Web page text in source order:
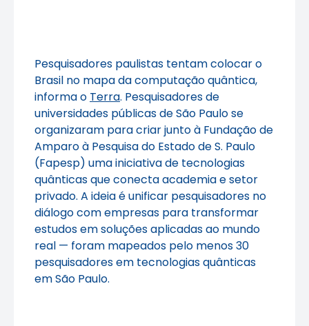
Pesquisadores paulistas tentam colocar o
Brasil no mapa da computação quântica,
informa o Terra. Pesquisadores de
universidades públicas de São Paulo se
organizaram para criar junto à Fundação de
Amparo à Pesquisa do Estado de S. Paulo
(Fapesp) uma iniciativa de tecnologias
quânticas que conecta academia e setor
privado. A ideia é unificar pesquisadores no
diálogo com empresas para transformar
estudos em soluções aplicadas ao mundo
real — foram mapeados pelo menos 30
pesquisadores em tecnologias quânticas
em São Paulo.